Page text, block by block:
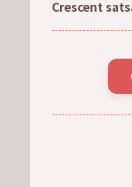
Crescent